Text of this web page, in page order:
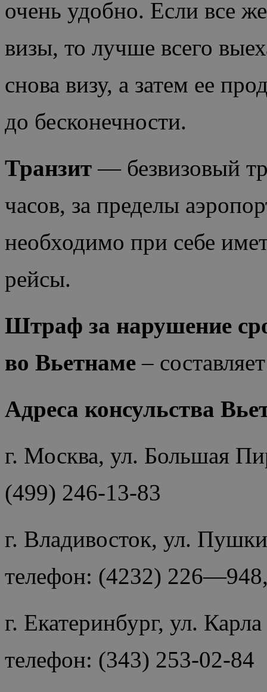
очень удобно. Если все
визы, то лучше всего
снова визу, а затем ее
до бесконечности.
Транзит — безвизовый
часов, за пределы
необходимо при себе
рейсы.
Штраф за нарушение
во Вьетнаме–
Адреса консульства
г. Москва, ул. Большая
(499) 246-13-83
г. Владивосток, ул.
телефон: (4232)
г. Екатеринбург, ул.
телефон: (343) 253-02-84